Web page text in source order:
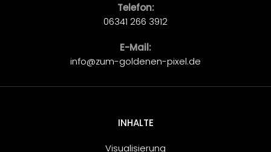
Telefon:
06341 266 3912
E-Mail:
info@zum-goldenen-pixel.de
INHALTE
Visualisierung